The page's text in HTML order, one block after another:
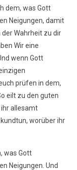
dem, was Gott
Neigungen, damit
Wahrheit zu dir
Wir eine
wenn Gott
prüfen in dem,
eilt zu den guten
ihr allesamt
worüber ihr
was Gott
Neigungen. Und